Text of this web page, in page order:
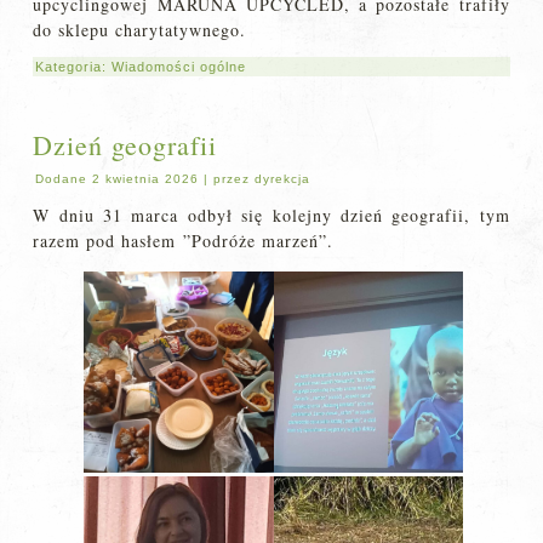
do sklepu charytatywnego.
Kategoria:Wiadomości ogólne
Dzień geografii
Dodane 2 kwietnia 2026 |przez dyrekcja
W dniu 31 marca odbył się kolejny dzień geografii, tym
razem pod hasłem ”Podróże marzeń”.